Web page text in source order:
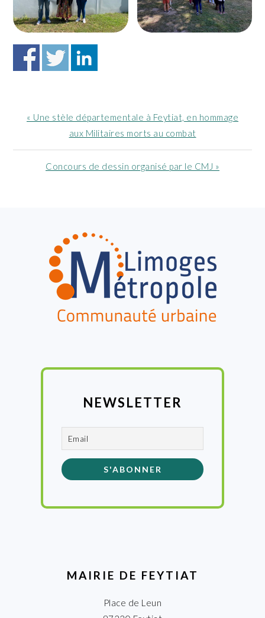
Article
précédent
:
« Une stèle départementale à Feytiat, en hommage
aux Militaires morts au combat
Article
Concours de dessin organisé par le CMJ »
NEWSLETTER
MAIRIE DE FEYTIAT
Place de Leun